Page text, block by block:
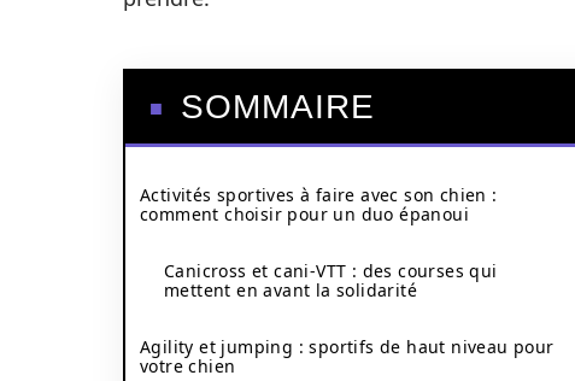
SOMMAIRE
Activités sportives à faire avec son chien :
comment choisir pour un duo épanoui
Canicross et cani-VTT : des courses qui
mettent en avant la solidarité
Agility et jumping : sportifs de haut niveau pour
votre chien